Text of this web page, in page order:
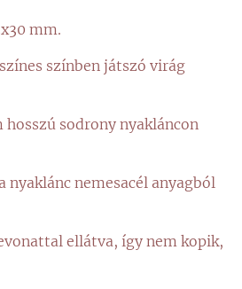
mm.
színben játszó virág
hosszú sodrony nyakláncon
nyaklánc nemesacél anyagból
ellátva, így nem kopik,